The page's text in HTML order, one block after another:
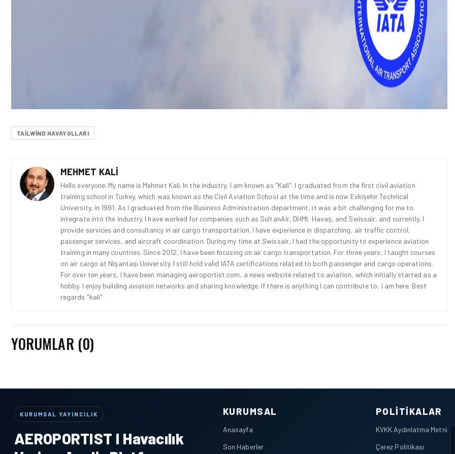
TAILWIND HAVAYOLLARI
MEHMET KALI
Hello everyone. My name is Mehmet Kali. In the industry, I am known as "Kali". I graduated from the first civil aviation
training school in Turkey, which was known as the Civil Aviation School at the time and is now Eskişehir Technical
University, in 1991. As I graduated from the Business Administration department, it was a bit challenging for me to
integrate into the industry. I have worked for companies such as SultanAir, DHMI, Havaş, and Swissair, and currently, I
provide services and consultancy in air cargo transportation. I have experience in dispatching, air traffic control,
passenger services, and aircraft coordination. During my time at Swissair, I had the opportunity to experience aviation
training in many countries. Since 2012, I have been focusing on air cargo transportation. For three years, I taught courses
on air cargo at Nişantaşı University. I still hold valid IATA certifications related to both passenger and cargo operations.
For over ten years, I have been managing aeroportist.com, a news website related to aviation, which initially started as a
hobby. I enjoy building aviation networks and sharing knowledge. If there is anything I can contribute to, I am here. Best
regards "kali"
YORUMLAR (0)
KURUMSAL YAYINCILIK
AEROPORTIST I Havacılık
KURUMSAL
Anasayfa
Son Haberler
POLITIKALAR
KVKK Aydınlatma Metni
Çerez Politikası